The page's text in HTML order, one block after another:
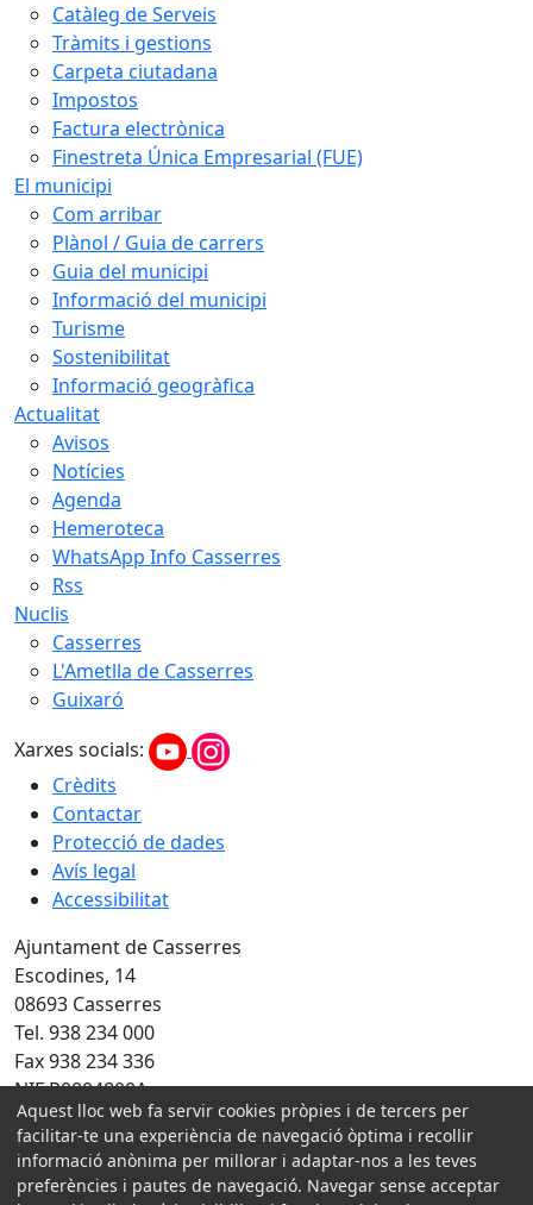
Catàleg de Serveis
Tràmits i gestions
Carpeta ciutadana
Impostos
Factura electrònica
Finestreta Única Empresarial (FUE)
El municipi
Com arribar
Plànol / Guia de carrers
Guia del municipi
Informació del municipi
Turisme
Sostenibilitat
Informació geogràfica
Actualitat
Avisos
Notícies
Agenda
Hemeroteca
WhatsApp Info Casserres
Rss
Nuclis
Casserres
L'Ametlla de Casserres
Guixaró
Xarxes socials:
Crèdits
Contactar
Protecció de dades
Avís legal
Accessibilitat
Ajuntament de Casserres
Escodines, 14
08693 Casserres
Tel. 938 234 000
Fax 938 234 336
NIF P0804800A
Amb la col·laboració de:
Aquest lloc web fa servir cookies pròpies i de tercers per
facilitar-te una experiència de navegació òptima i recollir
informació anònima per millorar i adaptar-nos a les teves
preferències i pautes de navegació. Navegar sense acceptar